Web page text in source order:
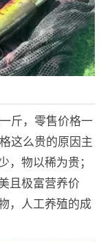
斤，零售价格一
这么贵的原因主
，物以稀为贵；
且极富营养价
，人工养殖的成